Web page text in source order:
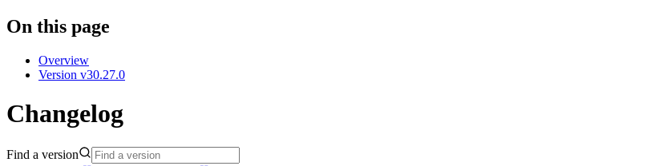
On this page
Overview
Version v30.27.0
Changelog
Find a version